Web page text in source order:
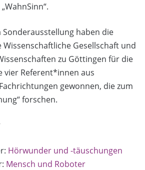
Sonderausstellung haben die
Wissenschaftliche Gesellschaft und
zu Göttingen für die
vier Referent*innen aus
gewonnen, die zum
forschen.
Hörwunder und -täuschungen
Mensch und Roboter